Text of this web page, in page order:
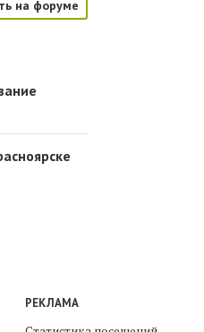
на форуме
РЕКЛАМА